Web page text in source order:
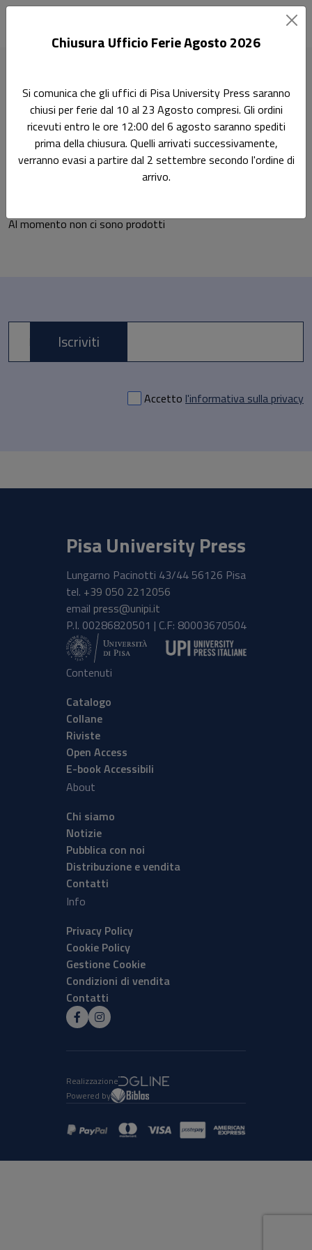
Ingegneria Economico-gestionale 09/IEGE-01
RicercaIngegneria Economico-
gestionale 09/IEGE-01
Al momento non ci sono prodotti
E-mail *
Accetto l'informativa sulla privacy
Iscriviti
Pisa University Press
Lungarno Pacinotti 43/44 56126 Pisa
tel. +39 050 2212056
email press@unipi.it
P.I. 00286820501 | C.F: 80003670504
Contenuti
Catalogo
Collane
Riviste
Open Access
E-book Accessibili
About
Chi siamo
Notizie
Pubblica con noi
Distribuzione e vendita
Contatti
Info
Privacy Policy
Cookie Policy
Gestione Cookie
Condizioni di vendita
Contatti
Realizzazione
Powered by
Chiusura Ufficio Ferie Agosto 2026
Si comunica che gli uffici di Pisa University Press saranno
chiusi per ferie dal 10 al 23 Agosto compresi. Gli ordini
ricevuti entro le ore 12:00 del 6 agosto saranno spediti
prima della chiusura. Quelli arrivati successivamente,
verranno evasi a partire dal 2 settembre secondo l'ordine di
arrivo.